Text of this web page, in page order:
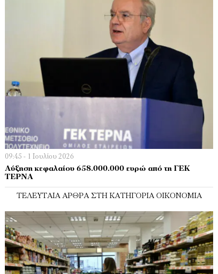
09:45 - 1 Ιουλίου 2026
Αύξηση κεφαλαίου 658.000.000 ευρώ από τη ΓΕΚ
ΤΕΡΝΑ
ΤΕΛΕΥΤΑΊΑ ΆΡΘΡΑ ΣΤΗ ΚΑΤΗΓΟΡΊΑ ΟΙΚΟΝΟΜΊΑ